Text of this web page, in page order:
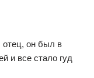
отец, он был в
и все стало гуд